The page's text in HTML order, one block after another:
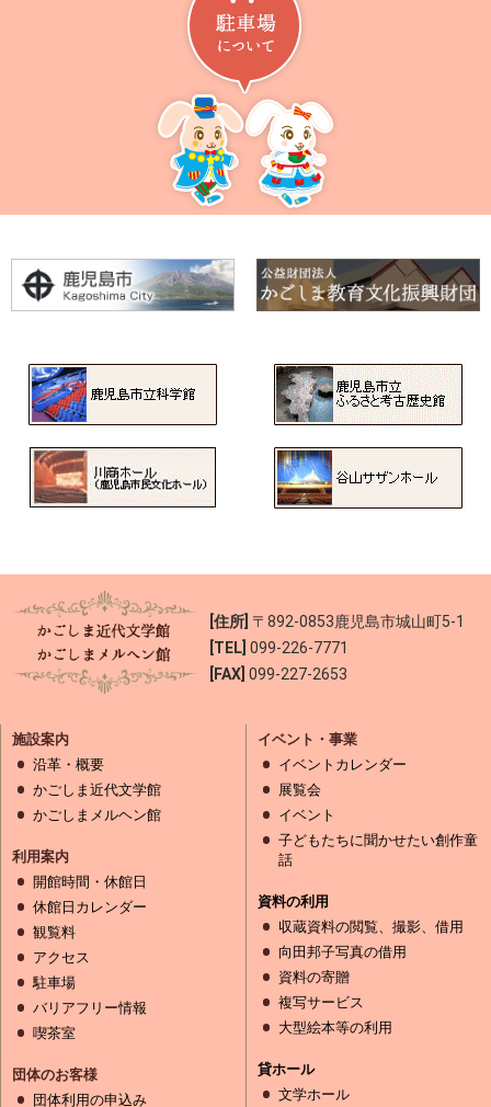
[住所] 〒892-0853鹿児島市城山町5-1
[TEL] 099-226-7771
[FAX] 099-227-2653
施設案内
沿革・概要
かごしま近代文学館
かごしまメルヘン館
利用案内
開館時間・休館日
休館日カレンダー
観覧料
アクセス
駐車場
バリアフリー情報
喫茶室
団体のお客様
団体利用の申込み
イベント・事業
イベントカレンダー
展覧会
イベント
子どもたちに聞かせたい創作童
話
資料の利用
収蔵資料の閲覧、撮影、借用
向田邦子写真の借用
資料の寄贈
複写サービス
大型絵本等の利用
貸ホール
文学ホール